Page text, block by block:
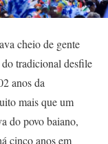
cheio de gente
tradicional desfile
anos da
mais que um
do povo baiano,
cinco anos em